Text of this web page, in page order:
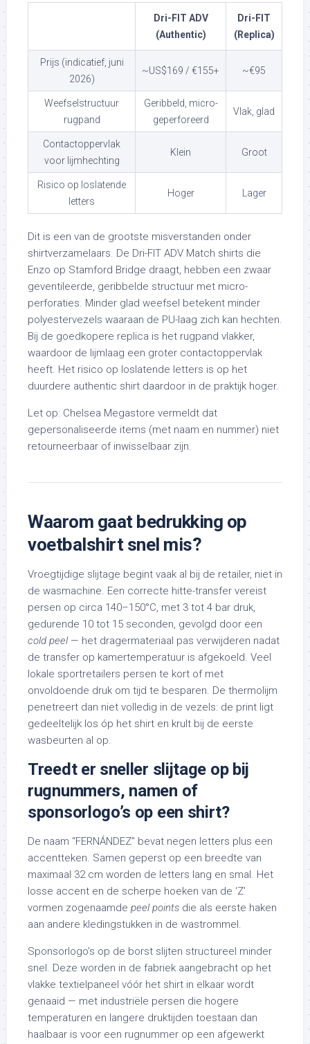
Dri-FIT ADV
(Authentic)
Dri-FIT
(Replica)
Prijs (indicatief, juni
2026)
~US$169 / €155+ ~€95
Weefselstructuur
rugpand
Geribbeld, micro-
geperforeerd
Vlak, glad
Contactoppervlak
voor lijmhechting
Klein Groot
Risico op loslatende
letters
Hoger Lager
Dit is een van de grootste misverstanden onder
shirtverzamelaars. De Dri-FIT ADV Match shirts die
Enzo op Stamford Bridge draagt, hebben een zwaar
geventileerde, geribbelde structuur met micro-
perforaties. Minder glad weefsel betekent minder
polyestervezels waaraan de PU-laag zich kan hechten.
Bij de goedkopere replica is het rugpand vlakker,
waardoor de lijmlaag een groter contactoppervlak
heeft. Het risico op loslatende letters is op het
duurdere authentic shirt daardoor in de praktijk hoger.
Let op: Chelsea Megastore vermeldt dat
gepersonaliseerde items (met naam en nummer) niet
retourneerbaar of inwisselbaar zijn.
Waarom gaat bedrukking op
voetbalshirt snel mis?
Vroegtijdige slijtage begint vaak al bij de retailer, niet in
de wasmachine. Een correcte hitte-transfer vereist
persen op circa 140–150°C, met 3 tot 4 bar druk,
gedurende 10 tot 15 seconden, gevolgd door een
cold peel— het dragermateriaal pas verwijderen nadat
de transfer op kamertemperatuur is afgekoeld. Veel
lokale sportretailers persen te kort of met
onvoldoende druk om tijd te besparen. De thermolijm
penetreert dan niet volledig in de vezels: de print ligt
gedeeltelijk los óp het shirt en krult bij de eerste
wasbeurten al op.
Treedt er sneller slijtage op bij
rugnummers, namen of
sponsorlogo’s op een shirt?
De naam “FERNÁNDEZ” bevat negen letters plus een
accentteken. Samen geperst op een breedte van
maximaal 32 cm worden de letters lang en smal. Het
losse accent en de scherpe hoeken van de ‘Z’
vormen zogenaamde peel points die als eerste haken
aan andere kledingstukken in de wastrommel.
Sponsorlogo’s op de borst slijten structureel minder
snel. Deze worden in de fabriek aangebracht op het
vlakke textielpaneel vóór het shirt in elkaar wordt
genaaid — met industriële persen die hogere
temperaturen en langere druktijden toestaan dan
haalbaar is voor een rugnummer op een afgewerkt